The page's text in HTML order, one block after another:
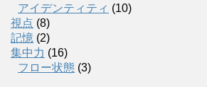
アイデンティティ (10)
視点 (8)
記憶 (2)
集中力 (16)
フロー状態 (3)